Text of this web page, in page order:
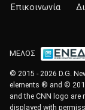
Επικοινωνία
ΜΕΛΟΣ
© 2015 - 2026 D.G.
elements ® and ©
and the CNN logo are
displayed with